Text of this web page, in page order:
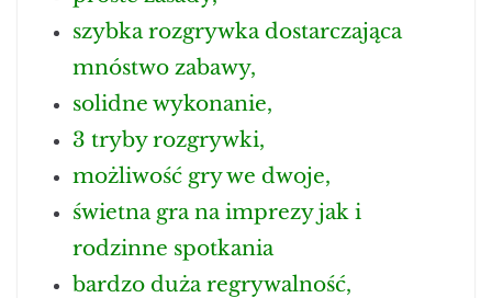
szybka rozgrywka dostarczająca
mnóstwo zabawy,
solidne wykonanie,
3 tryby rozgrywki,
możliwość gry we dwoje,
świetna gra na imprezy jak i
rodzinne spotkania
bardzo duża regrywalność,